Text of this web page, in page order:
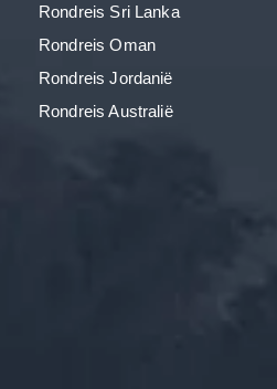
Rondreis Sri Lanka
Rondreis Oman
Rondreis Jordanië
Rondreis Australië